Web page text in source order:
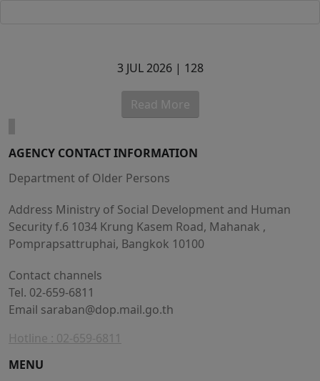
3 JUL 2026 | 128
Read More
AGENCY CONTACT INFORMATION
Department of Older Persons
Address Ministry of Social Development and Human
Security f.6 1034 Krung Kasem Road, Mahanak ,
Pomprapsattruphai, Bangkok 10100
Contact channels
Tel. 02-659-6811
Email saraban@dop.mail.go.th
Hotline : 02-659-6811
MENU